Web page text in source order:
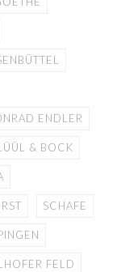
ENDLER
& BOCK
SCHAFE
FELD